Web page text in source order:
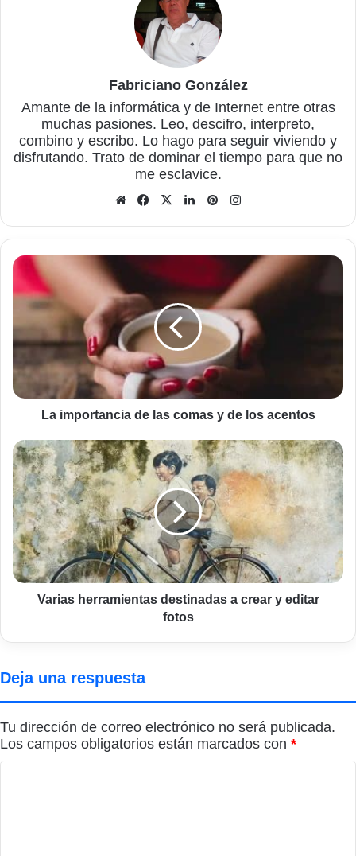
Fabriciano González
Amante de la informática y de Internet entre otras
muchas pasiones. Leo, descifro, interpreto,
combino y escribo. Lo hago para seguir viviendo y
disfrutando. Trato de dominar el tiempo para que no
me esclavice.
Sitio
Facebook
X LinkedInPinterest
La
importancia
de
comas
y
de
acentos
La importancia de las comas y de los acentos
Varias
herramientas
destinadas
a
crear
y
editar
fotos
Varias herramientas destinadas a crear y editar
fotos
Deja una respuesta
Tu dirección de correo electrónico no será publicada.
Los campos obligatorios están marcados con *